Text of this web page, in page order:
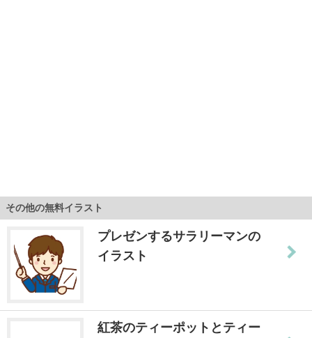
その他の無料イラスト
プレゼンするサラリーマンの
イラスト
紅茶のティーポットとティー